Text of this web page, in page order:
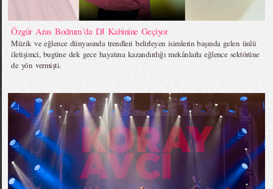
Özgür Aras Bodrum’da DJ Kabinine Geçiyor
Müzik ve eğlence dünyasında trendleri belirleyen isimlerin başında gelen ünlü
iletişimci, bugüne dek gece hayatına kazandırdığı mekânlarla eğlence sektörüne
de yön vermişti.